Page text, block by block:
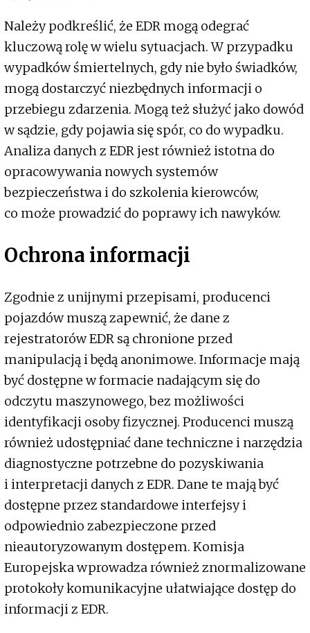
Należy podkreślić, że EDR mogą odegrać
kluczową rolę w wielu sytuacjach. W przypadku
wypadków śmiertelnych, gdy nie było świadków,
mogą dostarczyć niezbędnych informacji o
przebiegu zdarzenia. Mogą też służyć jako dowód
w sądzie, gdy pojawia się spór, co do wypadku.
Analiza danych z EDR jest również istotna do
opracowywania nowych systemów
bezpieczeństwa i do szkolenia kierowców,
co może prowadzić do poprawy ich nawyków.
Ochrona informacji
Zgodnie z unijnymi przepisami, producenci
pojazdów muszą zapewnić, że dane z
rejestratorów EDR są chronione przed
manipulacją i będą anonimowe. Informacje mają
być dostępne w formacie nadającym się do
odczytu maszynowego, bez możliwości
identyfikacji osoby fizycznej. Producenci muszą
również udostępniać dane techniczne i narzędzia
diagnostyczne potrzebne do pozyskiwania
i interpretacji danych z EDR. Dane te mają być
dostępne przez standardowe interfejsy i
odpowiednio zabezpieczone przed
nieautoryzowanym dostępem. Komisja
Europejska wprowadza również znormalizowane
protokoły komunikacyjne ułatwiające dostęp do
informacji z EDR.